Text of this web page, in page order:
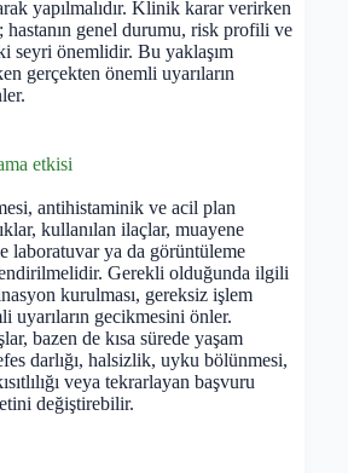
yapılmalıdır. Klinik karar verirken
hastanın genel durumu, risk profili ve
seyri önemlidir. Bu yaklaşım
gerçekten önemli uyarıların
etkisi
antihistaminik ve acil plan
kullanılan ilaçlar, muayene
laboratuvar ya da görüntüleme
Gerekli olduğunda ilgili
kurulması, gereksiz işlem
uyarıların gecikmesini önler.
bazen de kısa sürede yaşam
darlığı, halsizlik, uyku bölünmesi,
veya tekrarlayan başvuru
değiştirebilir.